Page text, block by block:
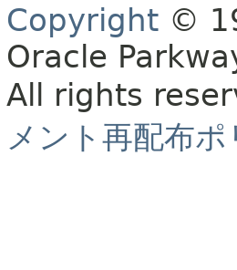
Copyright ©
Oracle
All rights
メント再配布ポ